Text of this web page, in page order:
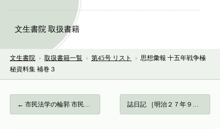
文生書院 取扱書籍
文生書院 › 取扱書籍一覧 › 第45号 リスト › 思想彙報 十五年戦争極
秘資料集 補巻３
← 市民法学の輪郭 市民的徳と人権の法哲学… 誌日記 ［明治２７年９月２５日～明治２８… →